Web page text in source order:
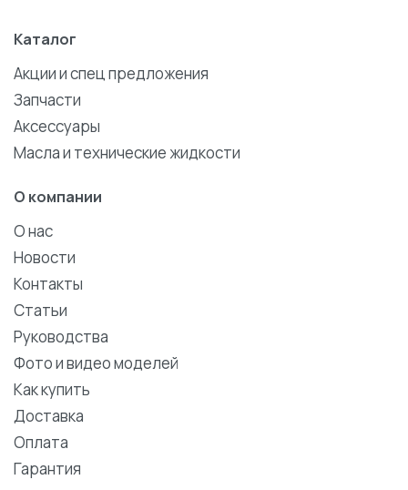
Каталог
Акции и спец предложения
Запчасти
Аксессуары
Масла и технические жидкости
О компании
О нас
Новости
Контакты
Статьи
Руководства
Фото и видео моделей
Как купить
Доставка
Оплата
Гарантия